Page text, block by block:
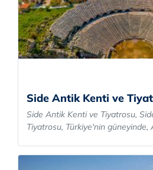
Side Antik Kenti ve
Side Antik Kenti ve Tiyatrosu,
Tiyatrosu, Türkiye'nin güneyinde,